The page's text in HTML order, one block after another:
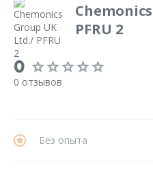
PFRU 2
0
0 отзывов
Без опыта